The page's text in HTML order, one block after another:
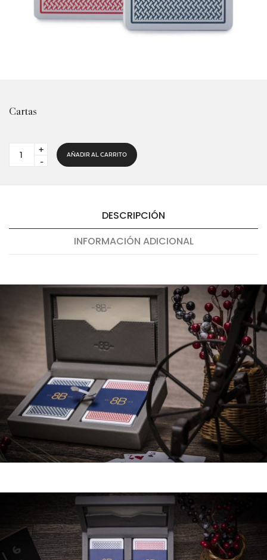
Cartas
Cartas
quantity
AÑADIR AL CARRITO
DESCRIPCIÓN
INFORMACIÓN ADICIONAL